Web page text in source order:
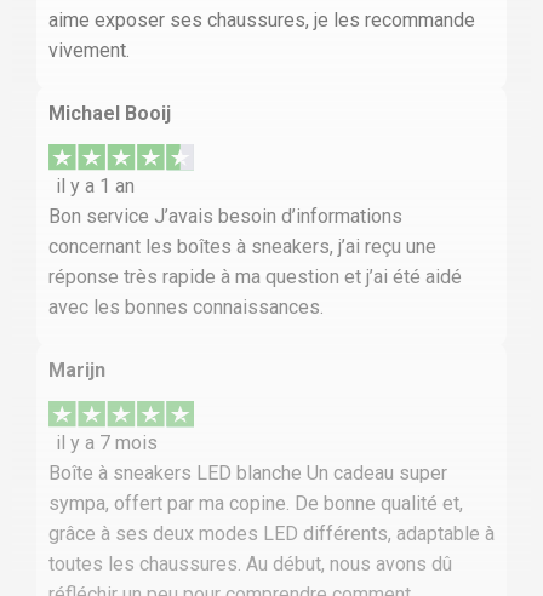
aime exposer ses chaussures, je les recommande
vivement.
Michael Booij
il y a 1 an
Bon service J’avais besoin d’informations
concernant les boîtes à sneakers, j’ai reçu une
réponse très rapide à ma question et j’ai été aidé
avec les bonnes connaissances.
Marijn
il y a 7 mois
Boîte à sneakers LED blanche Un cadeau super
sympa, offert par ma copine. De bonne qualité et,
grâce à ses deux modes LED différents, adaptable à
toutes les chaussures. Au début, nous avons dû